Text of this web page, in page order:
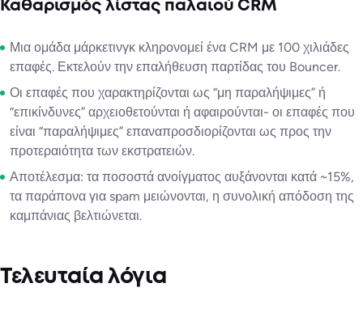
Καθαρισμός λίστας παλαιού CRM
Μια ομάδα μάρκετινγκ κληρονομεί ένα CRM με 100 χιλιάδες
επαφές. Εκτελούν την επαλήθευση παρτίδας του Bouncer.
Οι επαφές που χαρακτηρίζονται ως “μη παραλήψιμες” ή
“επικίνδυνες” αρχειοθετούνται ή αφαιρούνται- οι επαφές που
είναι “παραλήψιμες” επαναπροσδιορίζονται ως προς την
προτεραιότητα των εκστρατειών.
Αποτέλεσμα: τα ποσοστά ανοίγματος αυξάνονται κατά ~15%,
τα παράπονα για spam μειώνονται, η συνολική απόδοση της
καμπάνιας βελτιώνεται.
Τελευταία λόγια